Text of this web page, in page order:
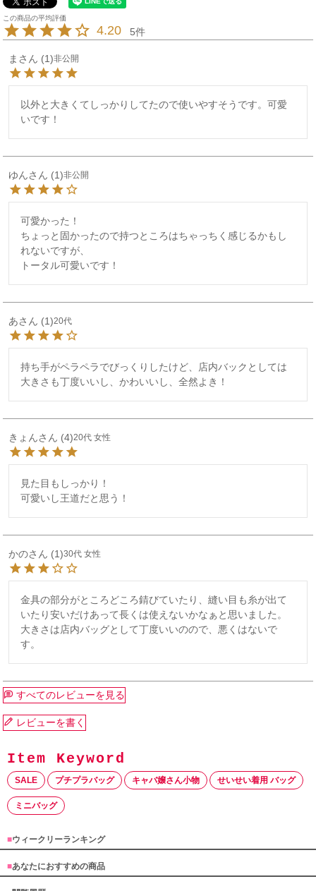
4.20 5
ま 1 非公開
以外と大きくてしっかりしてたので使いやすそうです。可愛
ゆん 1 非公開
可愛かった！
ちょっと固かったので持つところはちゃっちく感じるかもし
れないですが、
トータル可愛いです！
あ 1 20代
持ち手がペラペラでびっくりしたけど、店内バックとしては
大きさも丁度いいし、かわいいし、全然よき！
きょん 4 20代 女性
見た目もしっかり！
可愛いし王道だと思う！
かの 1 30代 女性
金具の部分がところどころ錆びていたり、縫い目も糸が出て
いたり安いだけあって長くは使えないかなぁと思いました。
大きさは店内バッグとして丁度いいのので、悪くはないで
す。
すべてのレビューを見る
レビューを書く
SALE プチプラバッグ キャバ嬢さん小物 せいせい着用 バッグ
ミニバッグ
■ウィークリーランキング
■あなたにおすすめの商品